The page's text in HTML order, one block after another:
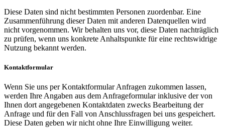
Diese Daten sind nicht bestimmten Personen zuordenbar. Eine
Zusammenführung dieser Daten mit anderen Datenquellen wird
nicht vorgenommen. Wir behalten uns vor, diese Daten nachträglich
zu prüfen, wenn uns konkrete Anhaltspunkte für eine rechtswidrige
Nutzung bekannt werden.
Kontaktformular
Wenn Sie uns per Kontaktformular Anfragen zukommen lassen,
werden Ihre Angaben aus dem Anfrageformular inklusive der von
Ihnen dort angegebenen Kontaktdaten zwecks Bearbeitung der
Anfrage und für den Fall von Anschlussfragen bei uns gespeichert.
Diese Daten geben wir nicht ohne Ihre Einwilligung weiter.